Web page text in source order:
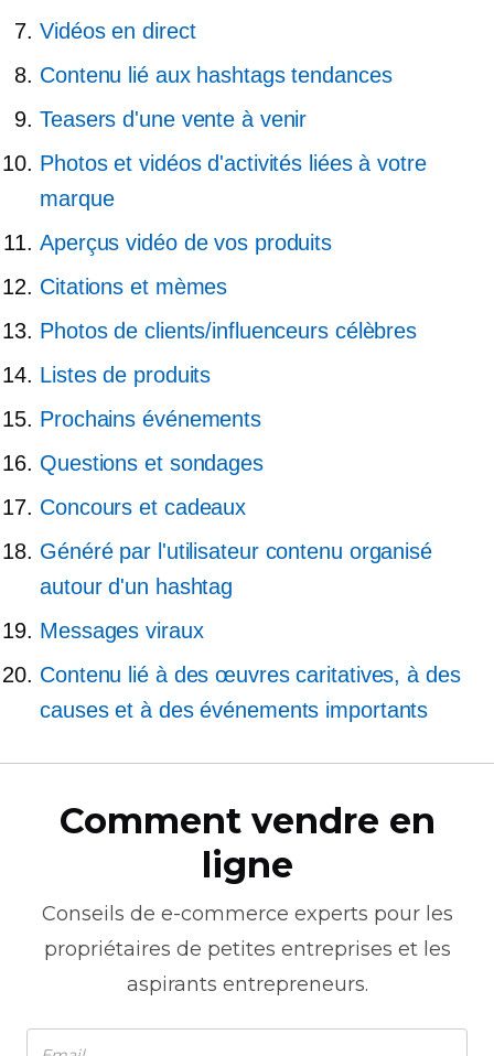
Vidéos en direct
Contenu lié aux hashtags tendances
Teasers d'une vente à venir
Photos et vidéos d'activités liées à votre
marque
Aperçus vidéo de vos produits
Citations et mèmes
Photos de clients/influenceurs célèbres
Listes de produits
Prochains événements
Questions et sondages
Concours et cadeaux
Généré par l'utilisateurcontenu organisé
autour d'un hashtag
Messages viraux
Contenu lié à des œuvres caritatives, à des
causes et à des événements importants
Comment vendre en
ligne
Conseils de e-commerce experts pour les
propriétaires de petites entreprises et les
aspirants entrepreneurs.